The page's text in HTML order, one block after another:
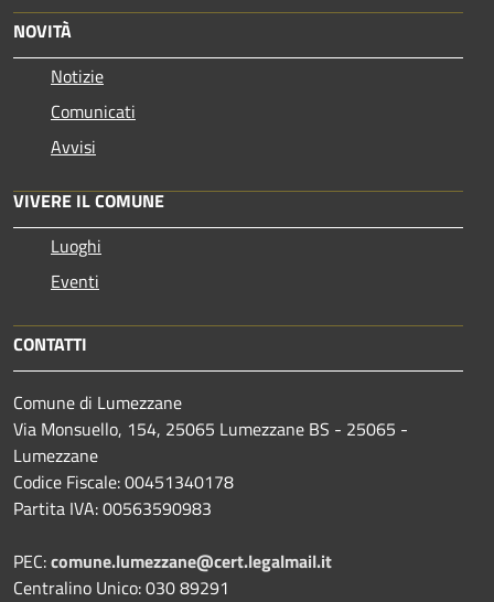
NOVITÀ
Notizie
Comunicati
Avvisi
VIVERE IL COMUNE
Luoghi
Eventi
CONTATTI
Comune di Lumezzane
Via Monsuello, 154, 25065 Lumezzane BS - 25065 -
Lumezzane
Codice Fiscale: 00451340178
Partita IVA: 00563590983
PEC:comune.lumezzane@cert.legalmail.it
Centralino Unico: 030 89291